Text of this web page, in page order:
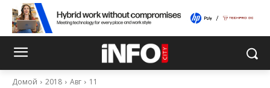
Домой 2018 Авг 11